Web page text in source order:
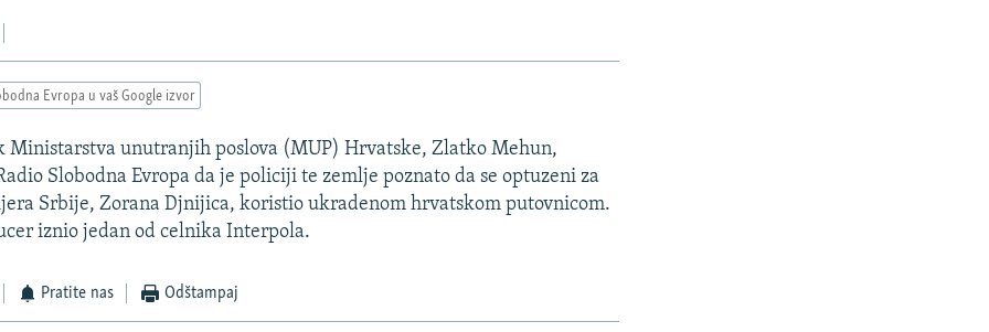
Evropa u vaš Google izvor
Ministarstva unutranjih poslova (MUP) Hrvatske, Zlatko Mehun,
Slobodna Evropa da je policiji te zemlje poznato da se optuzeni za
Srbije, Zorana Djnijica, koristio ukradenom hrvatskom putovnicom.
iznio jedan od celnika Interpola.
Pratite nas Odštampaj